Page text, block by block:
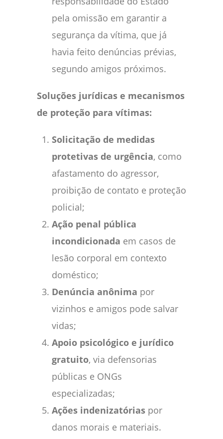
pela omissão em garantir a
segurança da vítima, que já
havia feito denúncias prévias,
segundo amigos próximos.
Soluções jurídicas e mecanismos
de proteção para vítimas:
Solicitação de medidas
protetivas de urgência, como
afastamento do agressor,
proibição de contato e proteção
policial;
Ação penal pública
incondicionada em casos de
lesão corporal em contexto
doméstico;
Denúncia anônima por
vizinhos e amigos pode salvar
vidas;
Apoio psicológico e jurídico
gratuito, via defensorias
públicas e ONGs
especializadas;
Ações indenizatórias por
danos morais e materiais.